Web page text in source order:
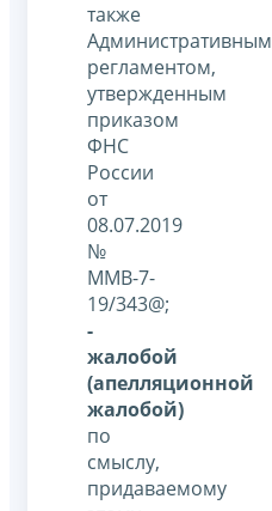
также
Административным
регламентом,
утвержденным
приказом
ФНС
России
от
08.07.2019
№
ММВ-7-
19/343@;
-
жалобой
(апелляционной
жалобой)
по
смыслу,
придаваемому